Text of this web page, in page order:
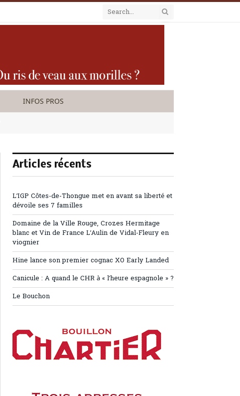
INFOS PROS
Articles récents
L’IGP Côtes-de-Thongue met en avant sa liberté et
dévoile ses 7 familles
Domaine de la Ville Rouge, Crozes Hermitage
blanc et Vin de France L’Aulin de Vidal-Fleury en
viognier
Hine lance son premier cognac XO Early Landed
Canicule : A quand le CHR à « l’heure espagnole » ?
Le Bouchon